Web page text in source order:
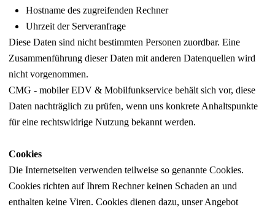
Hostname des zugreifenden Rechner
Uhrzeit der Serveranfrage
Diese Daten sind nicht bestimmten Personen zuordbar. Eine
Zusammenführung dieser Daten mit anderen Datenquellen wird
nicht vorgenommen.
CMG - mobiler EDV & Mobilfunkservice behält sich vor, diese
Daten nachträglich zu prüfen, wenn uns konkrete Anhaltspunkte
für eine rechtswidrige Nutzung bekannt werden.
Cookies
Die Internetseiten verwenden teilweise so genannte Cookies.
Cookies richten auf Ihrem Rechner keinen Schaden an und
enthalten keine Viren. Cookies dienen dazu, unser Angebot